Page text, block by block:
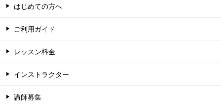
はじめての方へ
ご利用ガイド
レッスン料金
インストラクター
講師募集